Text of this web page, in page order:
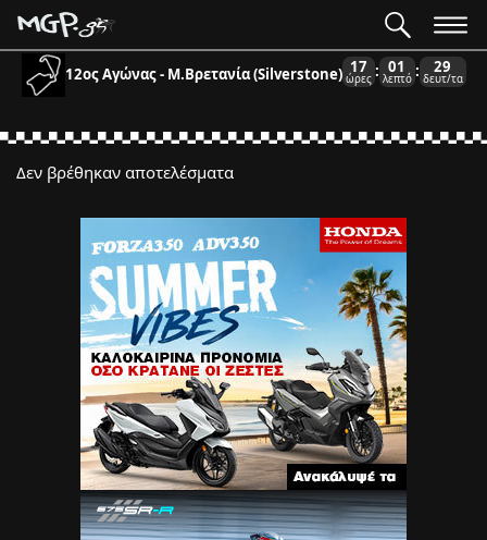
12ος Αγώνας - Μ.Βρετανία (Silverstone) 17
ώρες : 01
λεπτό : 29
δευτ/τα
Δεν βρέθηκαν αποτελέσματα